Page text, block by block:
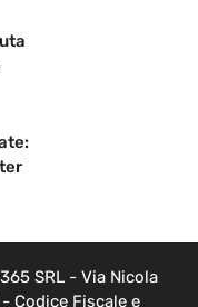
SRL - Via Nicola
- Codice Fiscale e